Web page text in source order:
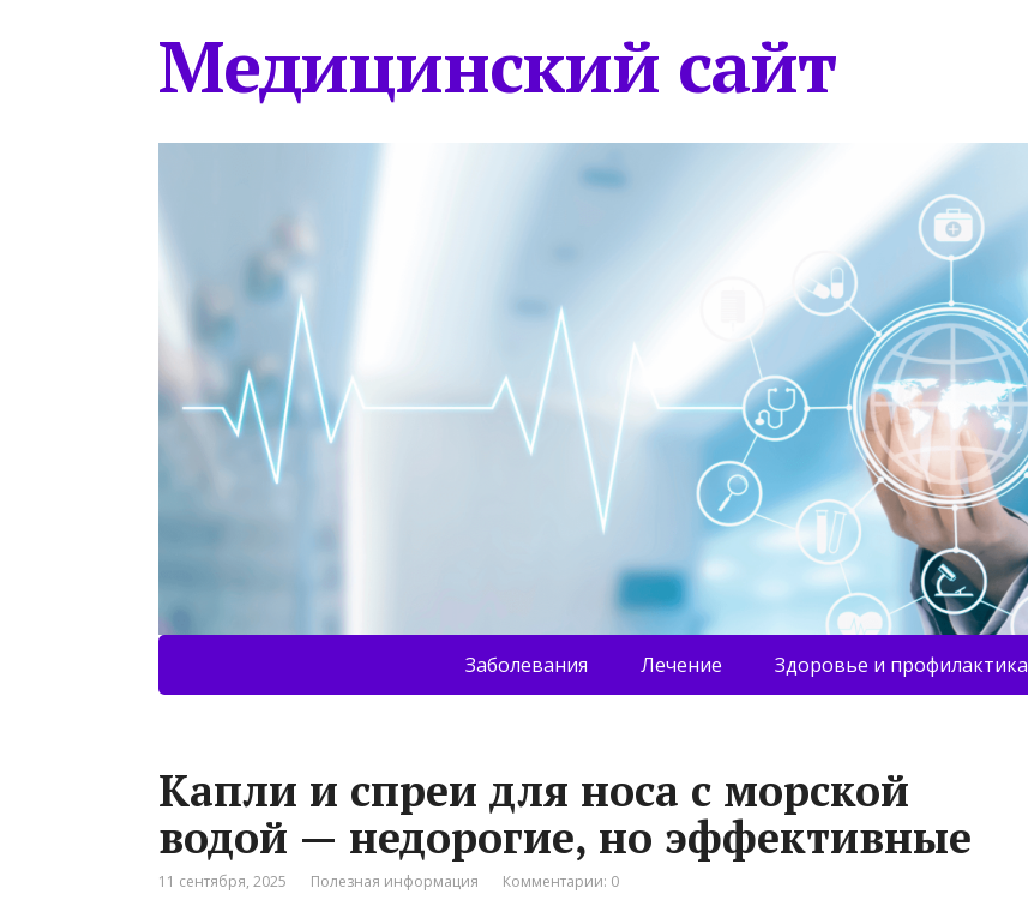
Медицинский сайт
Заболевания Лечение Здоровье и профилактика
Капли и спреи для носа с морской
водой — недорогие, но эффективные
11 сентября, 2025 Полезная информация Комментарии: 0